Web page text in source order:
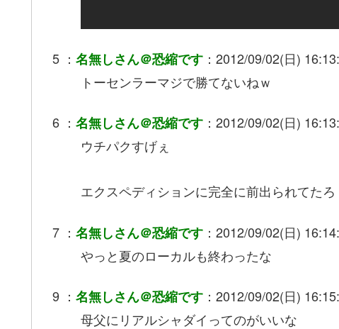
5 ： 名無しさん＠恐縮です ：2012/09/02(日)
トーセンラーマジで勝てないねｗ
6 ： 名無しさん＠恐縮です ：2012/09/02(日)
ウチパクすげぇ
エクスペディションに完全に前出られてたろ
7 ： 名無しさん＠恐縮です ：2012/09/02(日)
やっと夏のローカルも終わったな
9 ： 名無しさん＠恐縮です ：2012/09/02(日)
母父にリアルシャダイってのがいいな